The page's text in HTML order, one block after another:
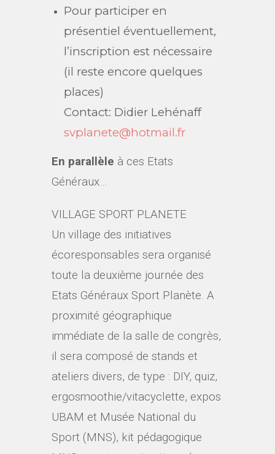
Pour participer en
présentiel éventuellement,
l’inscription est nécessaire
(il reste encore quelques
places)
Contact: Didier Lehénaff
svplanete@hotmail.fr
En parallèle à ces Etats
Généraux…
VILLAGE SPORT PLANETE
Un village des initiatives
écoresponsables sera organisé
toute la deuxième journée des
Etats Généraux Sport Planète. A
proximité géographique
immédiate de la salle de congrès,
il sera composé de stands et
ateliers divers, de type : DIY, quiz,
ergosmoothie/vitacyclette, expos
UBAM et Musée National du
Sport (MNS), kit pédagogique